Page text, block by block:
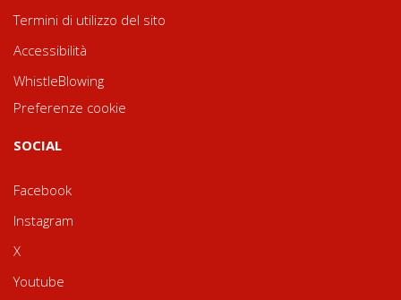
Termini di utilizzo del sito
Accessibilità
WhistleBlowing
Preferenze cookie
SOCIAL
Facebook
Instagram
X
Youtube